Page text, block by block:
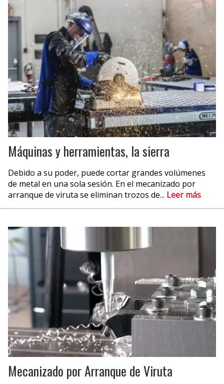
Máquinas y herramientas, la sierra
Debido a su poder, puede cortar grandes volúmenes
de metal en una sola sesión. En el mecanizado por
arranque de viruta se eliminan trozos de... Leer más
Mecanizado por Arranque de Viruta